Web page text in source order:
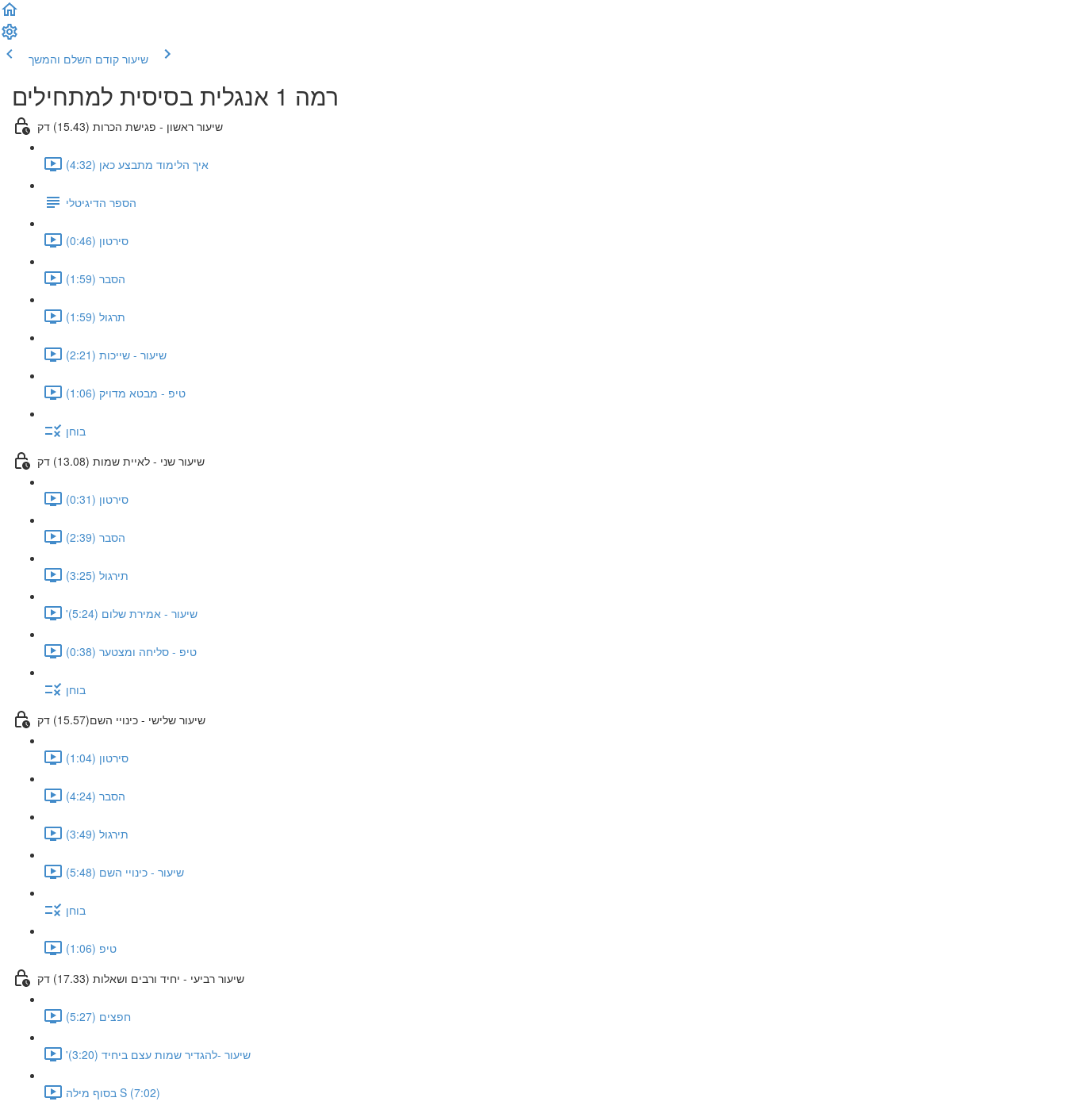
שיעור קודם השלם והמשך
רמה 1 אנגלית בסיסית למתחילים
שיעור ראשון - פגישת הכרות (15.43) דק
איך הלימוד מתבצע כאן (4:32)
הספר הדיגיטלי
סירטון (0:46)
הסבר (1:59)
תרגול (1:59)
שיעור - שייכות (2:21)
טיפ - מבטא מדויק (1:06)
בוחן
שיעור שני - לאיית שמות (13.08) דק
סירטון (0:31)
הסבר (2:39)
תירגול (3:25)
'שיעור - אמירת שלום (5:24)
טיפ - סליחה ומצטער (0:38)
בוחן
שיעור שלישי - כינויי השם(15.57) דק
סירטון (1:04)
הסבר (4:24)
תירגול (3:49)
שיעור - כינויי השם (5:48)
בוחן
טיפ (1:06)
שיעור רביעי - יחיד ורבים ושאלות (17.33) דק
חפצים (5:27)
'שיעור -להגדיר שמות עצם ביחיד (3:20)
בסוף מילה S (7:02)